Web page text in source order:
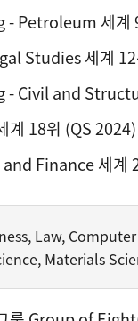
Petroleum 세계
Studies 세계
- Civil and
18위 (QS 2024)
Finance 세계
Law,
Materials